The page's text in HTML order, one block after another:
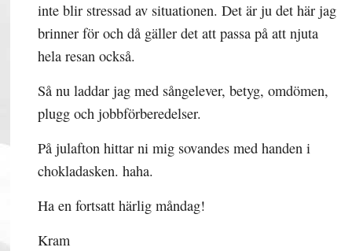
inte blir stressad av situationen. Det är ju det här jag
brinner för och då gäller det att passa på att njuta
hela resan också.
Så nu laddar jag med sångelever, betyg, omdömen,
plugg och jobbförberedelser.
På julafton hittar ni mig sovandes med handen i
chokladasken. haha.
Ha en fortsatt härlig måndag!
Kram